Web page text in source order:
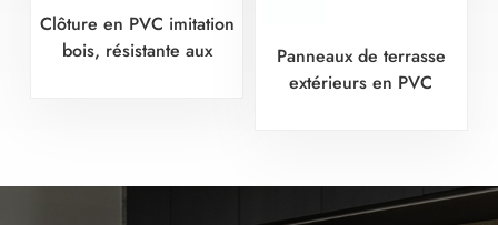
Clôture en PVC imitation
bois, résistante aux
Panneaux de terrasse
extérieurs en PVC